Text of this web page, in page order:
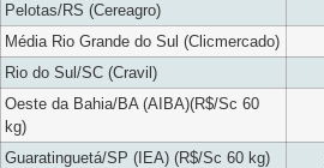
Pelotas/RS (Cereagro)
Média Rio Grande do Sul (Clicmercado)
Rio do Sul/SC (Cravil)
Oeste da Bahia/BA (AIBA)(R$/Sc 60
kg)
Guaratinguetá/SP (IEA) (R$/Sc 60 kg)